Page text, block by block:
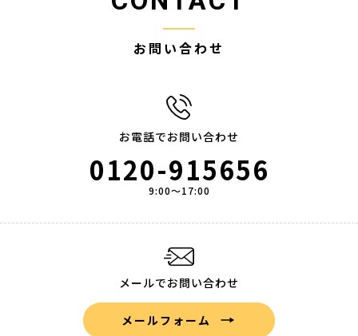
お問い合わせ
お電話でお問い合わせ
0120-915656
9:00～17:00
メールでお問い合わせ
メールフォーム